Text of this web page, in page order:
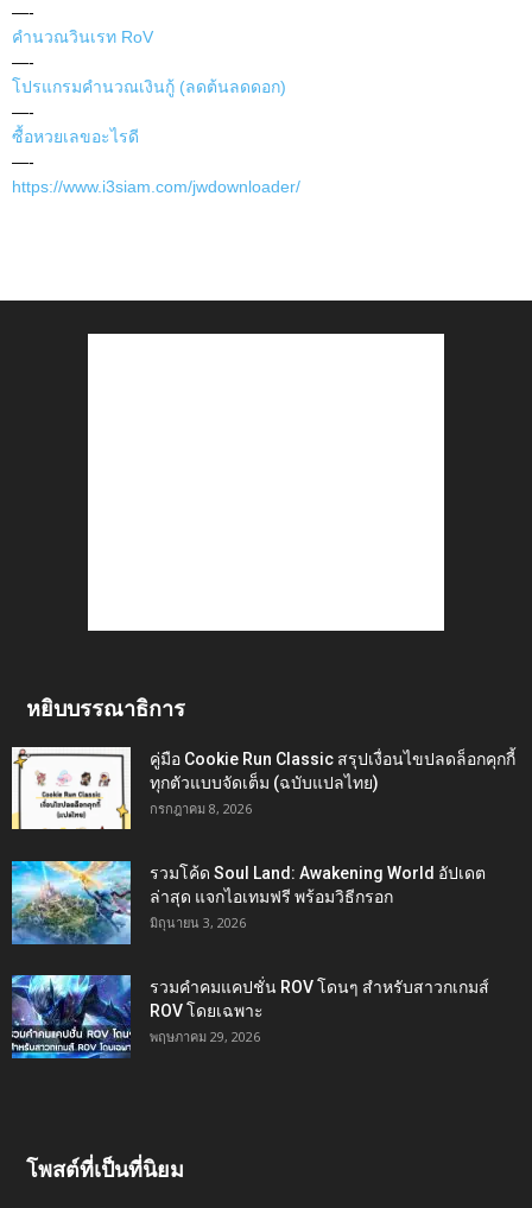
—-
คำนวณวินเรท RoV
—-
โปรแกรมคำนวณเงินกู้ (ลดต้นลดดอก)
—-
ซื้อหวยเลขอะไรดี
—-
https://www.i3siam.com/jwdownloader/
หยิบบรรณาธิการ
คู่มือ Cookie Run Classic สรุปเงื่อนไขปลดล็อกคุกกี้
ทุกตัวแบบจัดเต็ม (ฉบับแปลไทย)
กรกฎาคม 8, 2026
รวมโค้ด Soul Land: Awakening World อัปเดต
ล่าสุด แจกไอเทมฟรี พร้อมวิธีกรอก
มิถุนายน 3, 2026
รวมคำคมแคปชั่น ROV โดนๆ สำหรับสาวกเกมส์
ROV โดยเฉพาะ
พฤษภาคม 29, 2026
โพสต์ที่เป็นที่นิยม